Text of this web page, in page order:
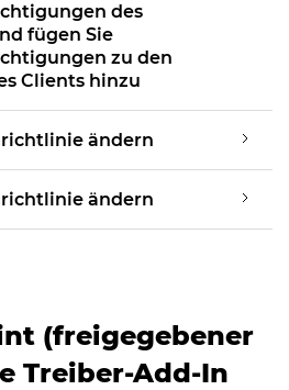
des
fügen Sie
zu den
Clients hinzu
ändern
ändern
(freigegebener
Treiber-Add-In